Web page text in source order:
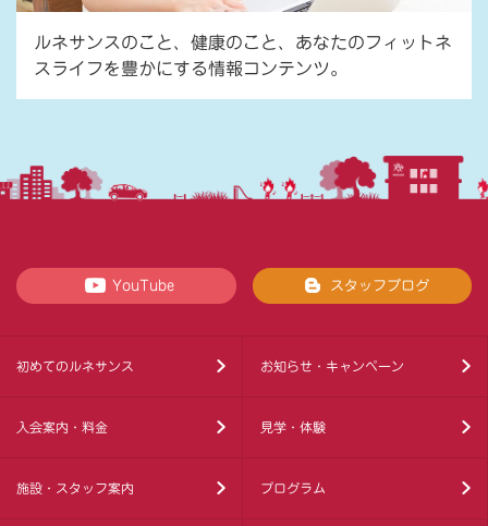
ルネサンスのこと、健康のこと、あなたのフィットネ
スライフを豊かにする情報コンテンツ。
YouTube スタッフブログ
初めてのルネサンス お知らせ・キャンペーン
入会案内・料金 見学・体験
施設・スタッフ案内 プログラム